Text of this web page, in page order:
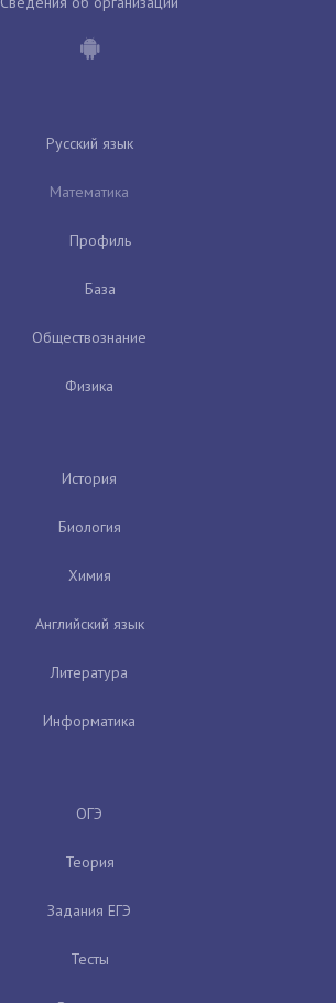
Русский язык
Математика
Профиль
База
Обществознание
Физика
История
Биология
Химия
Английский язык
Литература
Информатика
ОГЭ
Теория
Задания ЕГЭ
Тесты